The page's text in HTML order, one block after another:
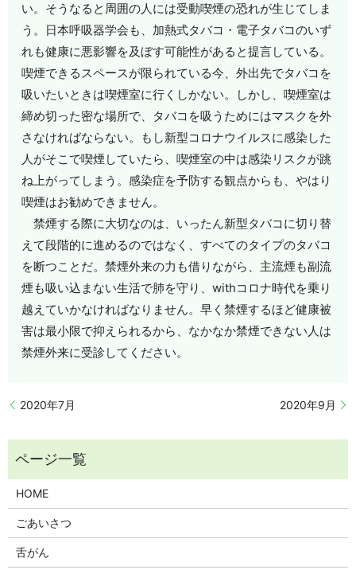
い。そうなると周囲の人には受動喫煙の恐れが生じてしま
う。日本呼吸器学会も、加熱式タバコ・電子タバコのいず
れも健康に悪影響を及ぼす可能性があると提言している。
喫煙できるスペースが限られている今、外出先でタバコを
吸いたいときは喫煙室に行くしかない。しかし、喫煙室は
締め切った密な場所で、タバコを吸うためにはマスクを外
さなければならない。もし新型コロナウイルスに感染した
人がそこで喫煙していたら、喫煙室の中は感染リスクが跳
ね上がってしまう。感染症を予防する観点からも、やはり
喫煙はお勧めできません。
禁煙する際に大切なのは、いったん新型タバコに切り替
えて段階的に進めるのではなく、すべてのタイプのタバコ
を断つことだ。禁煙外来の力も借りながら、主流煙も副流
煙も吸い込まない生活で肺を守り、withコロナ時代を乗り
越えていかなければなりません。早く禁煙するほど健康被
害は最小限で抑えられるから、なかなか禁煙できない人は
禁煙外来に受診してください。
2020年7月 2020年9月
HOME
ごあいさつ
舌がん